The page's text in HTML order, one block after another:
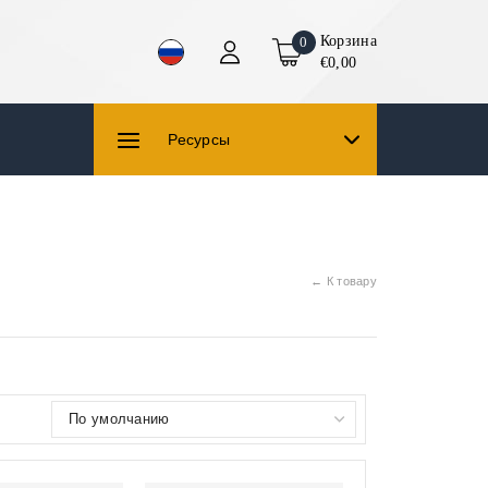
0
Корзина
€0,00
Ресурсы
← К товару